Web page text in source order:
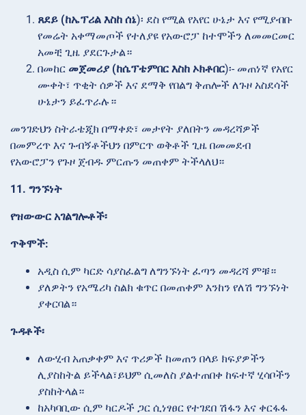
ጸደይ (ከኤፕሪል እስከ ሰኔ)፡ ደስ የሚል የአየር ሁኔታ እና የሚያብቡ
የመሬት አቀማመጦች የተለያዩ የአውሮፓ ከተሞችን ለመመርመር
አመቺ ጊዜ ያደርጉታል።
በመከር መጀመሪያ (ከሴፕቴምበር እስከ ኦክቶበር)፡- መጠነኛ የአየር
ሙቀት፣ ጥቂት ሰዎች እና ደማቅ የበልግ ቅጠሎች ለጉዞ አስደሳች
ሁኔታን ይፈጥራሉ።
መንገድህን ስትራቴጂክ በማቀድ፣ መታየት ያለበትን መዳረሻዎች
በመምረጥ እና ጉብኝቶችህን በምርጥ ወቅቶች ጊዜ በመመደብ
የአውሮፓን የጉዞ ጀብዱ ምርጡን መጠቀም ትችላለህ።
11. ግንኙነት
የዝውውር አገልግሎቶች፡
ጥቅሞች:
አዲስ ሲም ካርድ ሳያስፈልግ ለግንኙነት ፈጣን መዳረሻ ምቹ።
ያለዎትን የአሜሪካ ስልክ ቁጥር በመጠቀም እንከን የለሽ ግንኙነት
ያቀርባል።
ጉዳቶች፡
ለውሂብ አጠቃቀም እና ጥሪዎች ከመጠን በላይ ክፍያዎችን
ሊያስከትል ይችላል፣ይህም ሲመለስ ያልተጠበቀ ከፍተኛ ሂሳቦችን
ያስከትላል።
ከአካባቢው ሲም ካርዶች ጋር ሲነፃፀር የተገደበ ሽፋን እና ቀርፋፋ